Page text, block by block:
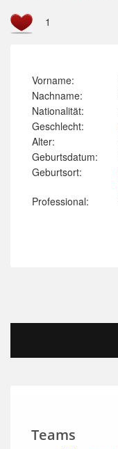
1
Vorname:
Nachname:
Nationalität:
Geschlecht:
Alter:
Geburtsdatum:
Geburtsort:
Professional:
Teams